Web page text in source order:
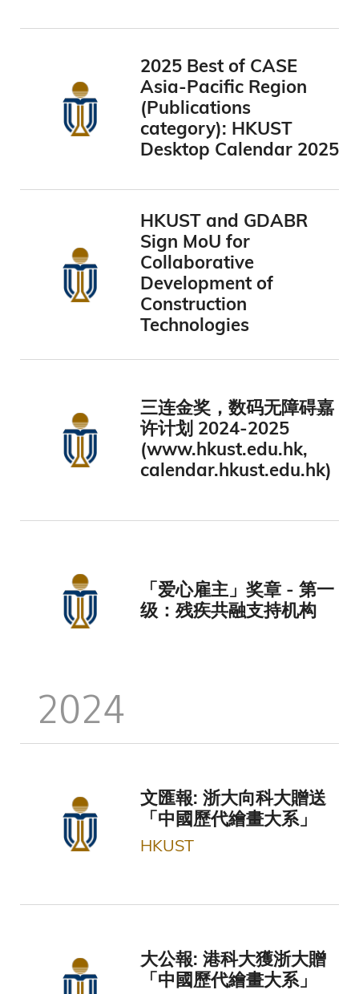
2025 Best of CASE
Asia-Pacific Region
(Publications
category): HKUST
Desktop Calendar 2025
HKUST and GDABR
Sign MoU for
Collaborative
Development of
Construction
Technologies
三连金奖，数码无障碍嘉
许计划 2024-2025
(www.hkust.edu.hk,
calendar.hkust.edu.hk)
「爱心雇主」奖章 - 第一
级：残疾共融支持机构
2024
文匯報: 浙大向科大贈送
「中國歷代繪畫大系」
HKUST
大公報: 港科大獲浙大贈
「中國歷代繪畫大系」